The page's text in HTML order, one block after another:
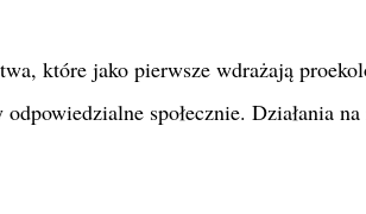
które jako pierwsze wdrażają
społecznie. Działania